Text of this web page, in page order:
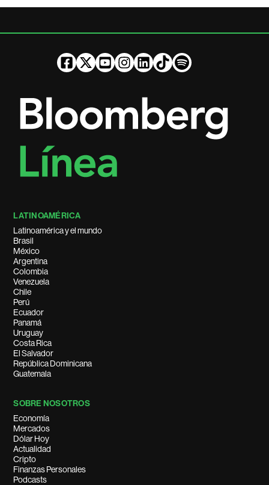
LATINOAMÉRICA
Latinoamérica y el mundo
Brasil
México
Argentina
Colombia
Venezuela
Chile
Perú
Ecuador
Panamá
Uruguay
Costa Rica
El Salvador
República Dominicana
Guatemala
SOBRE NOSOTROS
Economía
Mercados
Dólar Hoy
Actualidad
Cripto
Finanzas Personales
Podcasts